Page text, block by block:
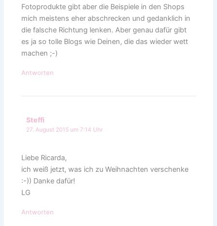
Fotoprodukte gibt aber die Beispiele in den Shops
mich meistens eher abschrecken und gedanklich in
die falsche Richtung lenken. Aber genau dafür gibt
es ja so tolle Blogs wie Deinen, die das wieder wett
machen ;-)
Antworten
Steffi
27. August 2015 um 7:14 Uhr
Liebe Ricarda,
ich weiß jetzt, was ich zu Weihnachten verschenke
:-)) Danke dafür!
LG
Antworten